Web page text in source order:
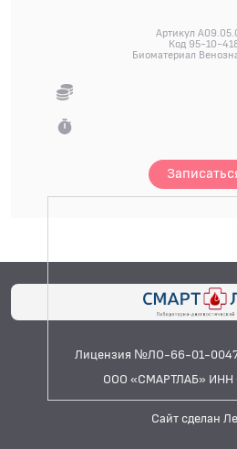
Артикул
Код 95-10-
Биоматериал
Лицензия №ЛО-66-01-
ООО «СМАРТЛАБ» ИНН
Сайт сделан